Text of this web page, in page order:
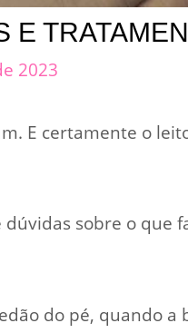
E
2023
E certamente o
sobre o que
do pé, quando a